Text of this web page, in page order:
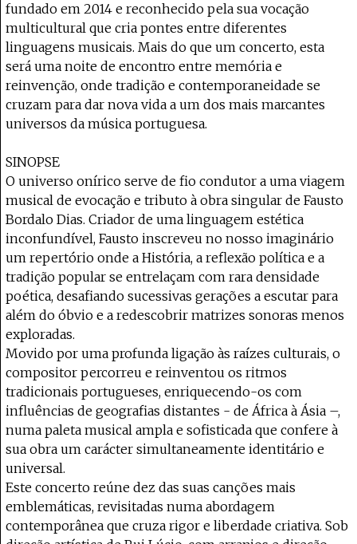
fundado em 2014 e reconhecido pela sua vocação
multicultural que cria pontes entre diferentes
linguagens musicais. Mais do que um concerto, esta
será uma noite de encontro entre memória e
reinvenção, onde tradição e contemporaneidade se
cruzam para dar nova vida a um dos mais marcantes
universos da música portuguesa.
SINOPSE
O universo onírico serve de fio condutor a uma viagem
musical de evocação e tributo à obra singular de Fausto
Bordalo Dias. Criador de uma linguagem estética
inconfundível, Fausto inscreveu no nosso imaginário
um repertório onde a História, a reflexão política e a
tradição popular se entrelaçam com rara densidade
poética, desafiando sucessivas gerações a escutar para
além do óbvio e a redescobrir matrizes sonoras menos
exploradas.
Movido por uma profunda ligação às raízes culturais, o
compositor percorreu e reinventou os ritmos
tradicionais portugueses, enriquecendo-os com
influências de geografias distantes - de África à Ásia –,
numa paleta musical ampla e sofisticada que confere à
sua obra um carácter simultaneamente identitário e
universal.
Este concerto reúne dez das suas canções mais
emblemáticas, revisitadas numa abordagem
contemporânea que cruza rigor e liberdade criativa. Sob